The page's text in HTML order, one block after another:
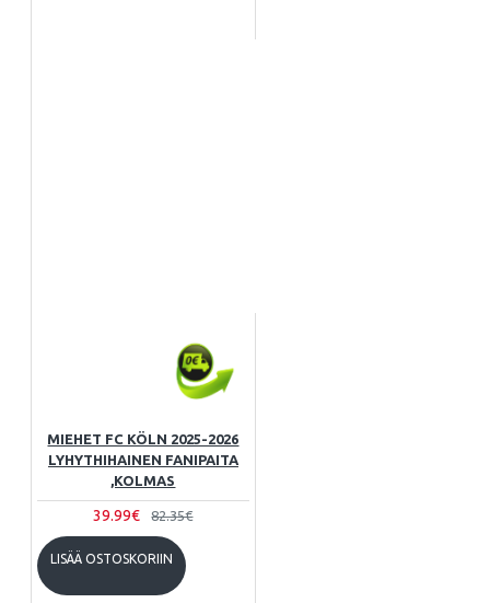
MIEHET FC KÖLN 2025-2026
LYHYTHIHAINEN FANIPAITA
,KOLMAS
39.99€ 82.35€
LISÄÄ OSTOSKORIIN